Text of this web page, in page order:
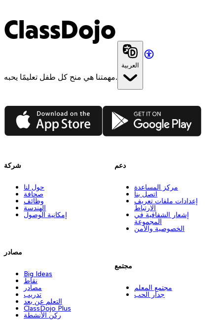
ClassDojo
مهمتنا هي منح كل طفل تعليمًا يحبه.
العربية
App Store Google Play
شركة
حول لنا
صحافة
وظائف
الهندسة
إمكانية الوصول
مصادر
Big Ideas
نقاط
مصادر
تدريب
التعلم عن بعد
ClassDojo Plus
ركن الأنشطة
دعم
مركز المساعدة
اتصل بنا
إعدادات ملفات تعريف
الارتباط
إشعار الشفافية في
المجموعة
الخصوصية والأمن
مجتمع
مجتمع المعلم
جدار الحب